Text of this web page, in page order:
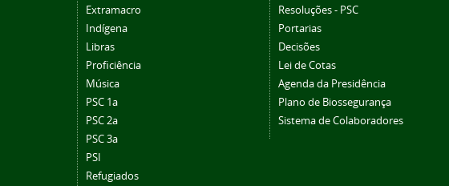
Extramacro
Indígena
Libras
Proficiência
Música
PSC 1a
PSC 2a
PSC 3a
PSI
Refugiados
Resoluções - PSC
Portarias
Decisões
Lei de Cotas
Agenda da Presidência
Plano de Biossegurança
Sistema de Colaboradores